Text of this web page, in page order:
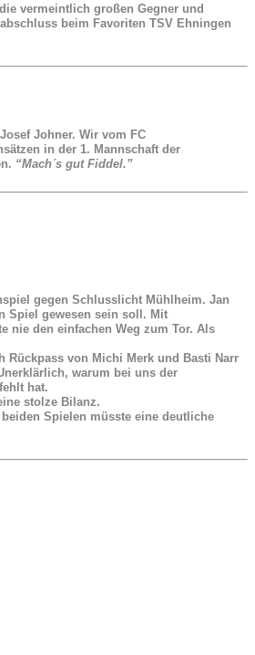
vermeintlich großen Gegner und
beim Favoriten TSV Ehningen
Johner. Wir vom FC
in der 1. Mannschaft der
“Mach´s gut Fiddel.”
gegen Schlusslicht Mühlheim. Jan
Spiel gewesen sein soll. Mit
nie den einfachen Weg zum Tor. Als
Rückpass von Michi Merk und Basti Narr
warum bei uns der
hat.
stolze Bilanz.
Spielen müsste eine deutliche